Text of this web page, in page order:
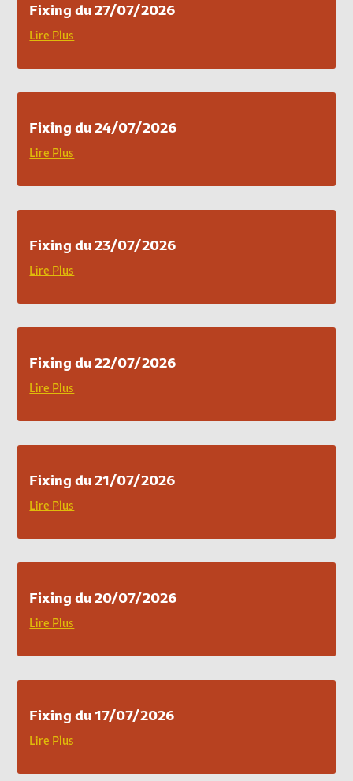
Fixing du 27/07/2026
Lire Plus
Fixing du 24/07/2026
Lire Plus
Fixing du 23/07/2026
Lire Plus
Fixing du 22/07/2026
Lire Plus
Fixing du 21/07/2026
Lire Plus
Fixing du 20/07/2026
Lire Plus
Fixing du 17/07/2026
Lire Plus